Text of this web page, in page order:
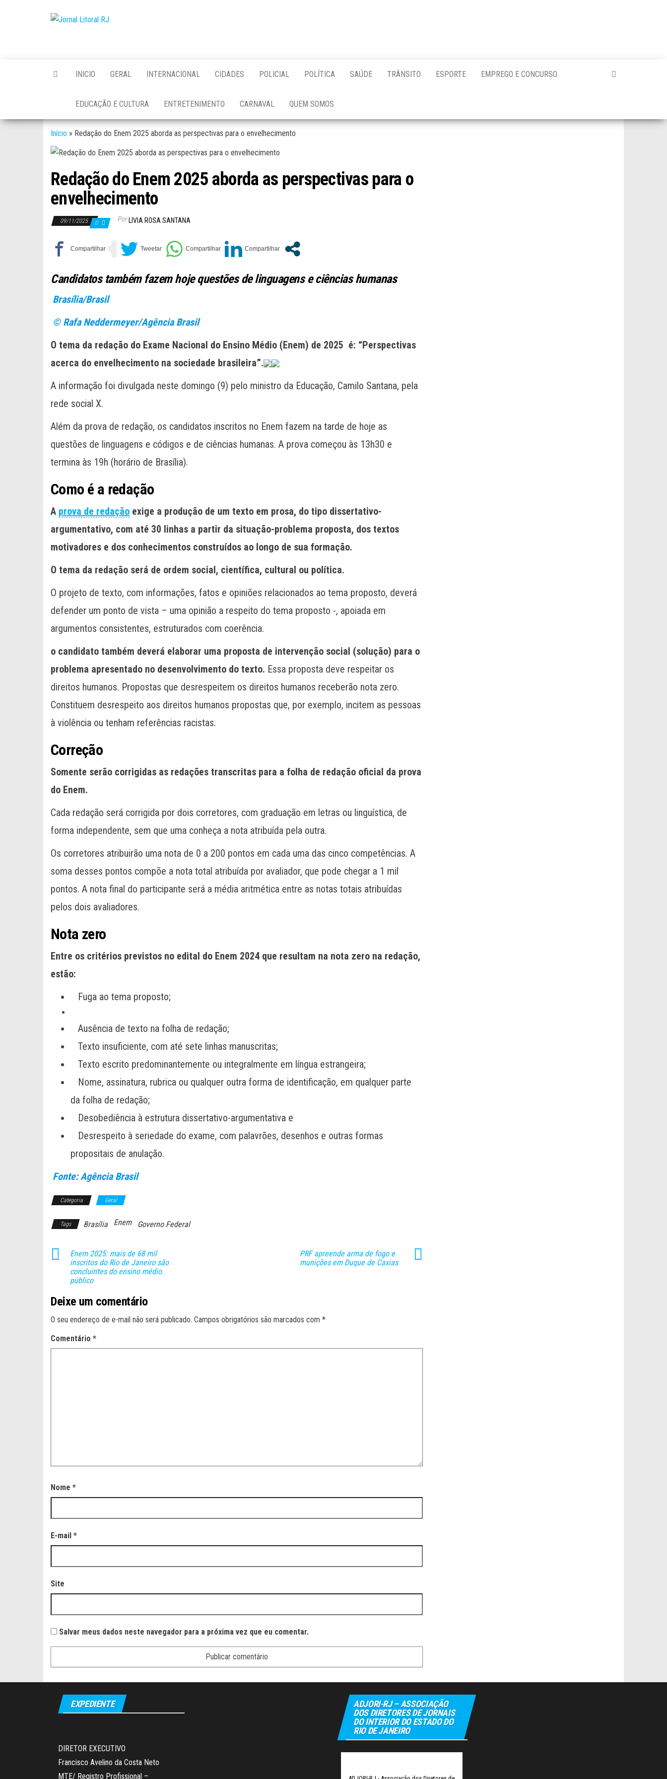
INICIO GERAL INTERNACIONAL CIDADES POLICIAL POLÍTICA SAÚDE TRÂNSITO ESPORTE EMPREGO E CONCURSO
EDUCAÇÃO E CULTURA ENTRETENIMENTO CARNAVAL QUEM SOMOS
Início » Redação do Enem 2025 aborda as perspectivas para o envelhecimento
Redação do Enem 2025 aborda as perspectivas para o
envelhecimento
09/11/2025 0 Por LIVIA ROSA SANTANA
Candidatos também fazem hoje questões de linguagens e ciências humanas
Brasília/Brasil
© Rafa Neddermeyer/Agência Brasil
O tema da redação do Exame Nacional do Ensino Médio (Enem) de 2025 é: “Perspectivas
acerca do envelhecimento na sociedade brasileira”.
A informação foi divulgada neste domingo (9) pelo ministro da Educação, Camilo Santana, pela
rede social X.
Além da prova de redação, os candidatos inscritos no Enem fazem na tarde de hoje as
questões de linguagens e códigos e de ciências humanas. A prova começou às 13h30 e
termina às 19h (horário de Brasília).
Como é a redação
A prova de redação exige a produção de um texto em prosa, do tipo dissertativo-
argumentativo, com até 30 linhas a partir da situação-problema proposta, dos textos
motivadores e dos conhecimentos construídos ao longo de sua formação.
O tema da redação será de ordem social, científica, cultural ou política.
O projeto de texto, com informações, fatos e opiniões relacionados ao tema proposto, deverá
defender um ponto de vista – uma opinião a respeito do tema proposto -, apoiada em
argumentos consistentes, estruturados com coerência.
o candidato também deverá elaborar uma proposta de intervenção social (solução) para o
problema apresentado no desenvolvimento do texto. Essa proposta deve respeitar os
direitos humanos. Propostas que desrespeitem os direitos humanos receberão nota zero.
Constituem desrespeito aos direitos humanos propostas que, por exemplo, incitem as pessoas
à violência ou tenham referências racistas.
Correção
Somente serão corrigidas as redações transcritas para a folha de redação oficial da prova
do Enem.
Cada redação será corrigida por dois corretores, com graduação em letras ou linguística, de
forma independente, sem que uma conheça a nota atribuída pela outra.
Os corretores atribuirão uma nota de 0 a 200 pontos em cada uma das cinco competências. A
soma desses pontos compõe a nota total atribuída por avaliador, que pode chegar a 1 mil
pontos. A nota final do participante será a média aritmética entre as notas totais atribuídas
pelos dois avaliadores.
Nota zero
Entre os critérios previstos no edital do Enem 2024 que resultam na nota zero na redação,
estão:
Fuga ao tema proposto;
Ausência de texto na folha de redação;
Texto insuficiente, com até sete linhas manuscritas;
Texto escrito predominantemente ou integralmente em língua estrangeira;
Nome, assinatura, rubrica ou qualquer outra forma de identificação, em qualquer parte
da folha de redação;
Desobediência à estrutura dissertativo-argumentativa e
Desrespeito à seriedade do exame, com palavrões, desenhos e outras formas
propositais de anulação.
Fonte: Agência Brasil
Categoria Geral
Tags Brasília Enem Governo Federal
Enem 2025: mais de 68 mil
inscritos do Rio de Janeiro são
concluintes do ensino médio
público
PRF apreende arma de fogo e
munições em Duque de Caxias
Deixe um comentário
O seu endereço de e-mail não será publicado. Campos obrigatórios são marcados com *
Comentário *
Nome *
E-mail *
Site
Salvar meus dados neste navegador para a próxima vez que eu comentar.
EXPEDIENTE
DIRETOR EXECUTIVO
Francisco Avelino da Costa Neto
MTE/ Registro Profissional –
ADJORI-RJ – ASSOCIAÇÃO
DOS DIRETORES DE JORNAIS
DO INTERIOR DO ESTADO DO
RIO DE JANEIRO